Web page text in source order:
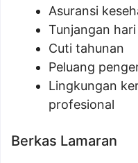
Asuransi
Tunjangan
Cuti tahunan
Peluang
Lingkungan
profesional
Berkas Lamaran